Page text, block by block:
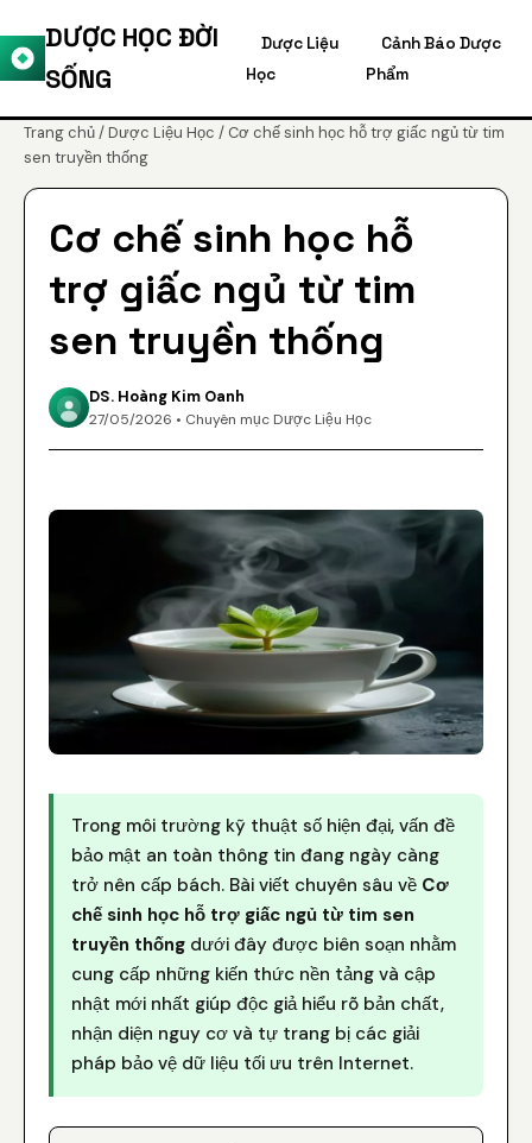
DƯỢC HỌC ĐỜI
SỐNG
Dược Liệu
Học
Cảnh Báo Dược
Phẩm
Trang chủ/Dược Liệu Học / Cơ chế sinh học hỗ trợ giấc ngủ từ tim
sen truyền thống
Cơ chế sinh học hỗ
trợ giấc ngủ từ tim
sen truyền thống
DS. Hoàng Kim Oanh
27/05/2026 • Chuyên mục Dược Liệu Học
Trong môi trường kỹ thuật số hiện đại, vấn đề
bảo mật an toàn thông tin đang ngày càng
trở nên cấp bách. Bài viết chuyên sâu về Cơ
chế sinh học hỗ trợ giấc ngủ từ tim sen
truyền thống dưới đây được biên soạn nhằm
cung cấp những kiến thức nền tảng và cập
nhật mới nhất giúp độc giả hiểu rõ bản chất,
nhận diện nguy cơ và tự trang bị các giải
pháp bảo vệ dữ liệu tối ưu trên Internet.